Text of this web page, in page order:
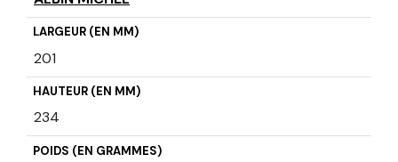
LARGEUR (EN MM)
201
HAUTEUR (EN MM)
234
POIDS (EN GRAMMES)